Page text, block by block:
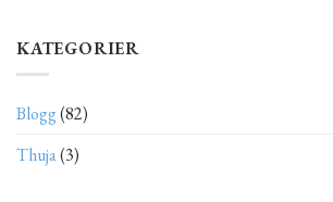
KATEGORIER
Blogg(82)
Thuja(3)